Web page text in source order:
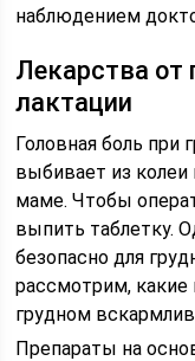
наблюдением
Лекарства от
лактации
Головная боль при
выбивает из
маме. Чтобы
выпить таблетку.
безопасно для
рассмотрим,
грудном
Препараты на